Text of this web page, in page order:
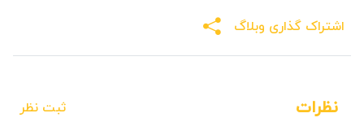
اشتراک گذاری وبلاگ
نظرات ثبت نظر